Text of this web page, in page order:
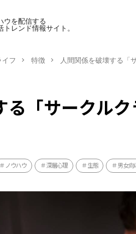
ウを配信する
トレンド情報サイト。
フ 特徴 人間関係を破壊する「
る「サークル
ノウハウ 深層心理 生態 男女向